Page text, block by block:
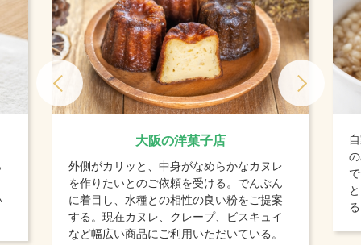
大阪の洋菓子店
外側がカリッと、中身がなめらかなカヌレ
を作りたいとのご依頼を受ける。でんぷん
に着目し、水種との相性の良い粉をご提案
する。現在カヌレ、クレープ、ビスキュイ
など幅広い商品にご利用いただいている。